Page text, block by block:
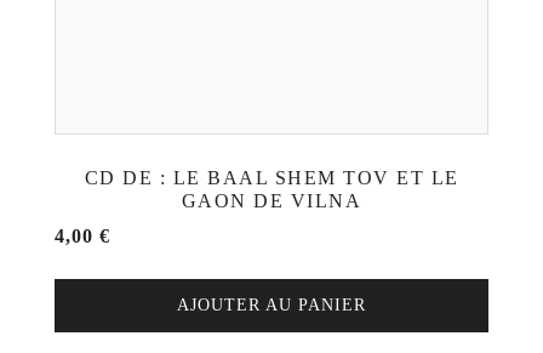
CD DE : LE BAAL SHEM TOV ET LE
GAON DE VILNA
4,00 €
AJOUTER AU PANIER